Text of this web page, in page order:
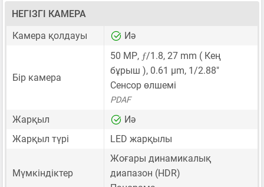
НЕГІЗГІ КАМЕРА
Камера қолдауы
Иә
Бір камера
50 MP, ƒ/1.8, 27 mm ( Кең
бұрыш ), 0.61 μm, 1/2.88"
Сенсор өлшемі
PDAF
Жарқыл
Иә
Жарқыл түрі
LED жарқылы
Мүмкіндіктер
Жоғары динамикалық
диапазон (HDR)